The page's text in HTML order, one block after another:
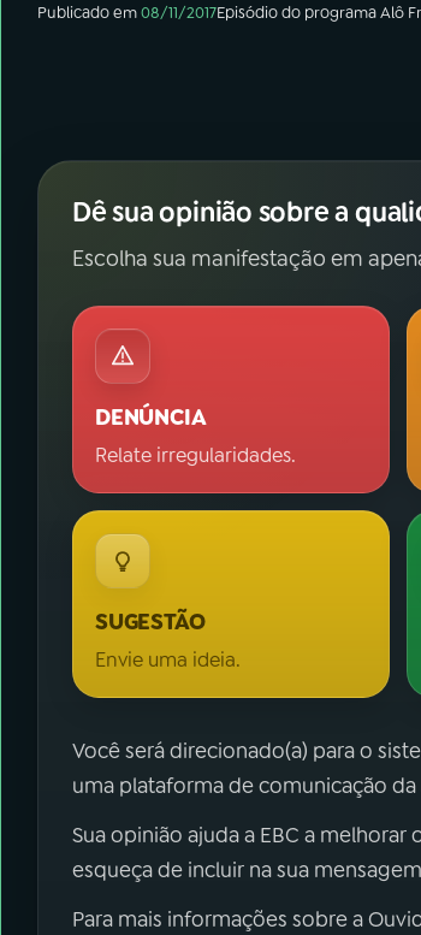
Publicado em08/11/2017Episódiodo programaAlô
Dê sua opinião sobre a
Escolha sua manifestação em
DENÚNCIA
Relate irregularidades.
SUGESTÃO
Envie uma ideia.
Você será direcionado(a) para o
uma plataforma de comunicação
Sua opinião ajuda a EBC a
esqueça de incluir na sua
Para mais informações sobre a